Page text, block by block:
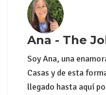
Ana - The
Soy Ana, una
Casas y de esta
llegado hasta aquí